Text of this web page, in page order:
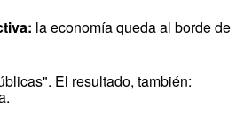
la economía queda al borde de
El resultado, también: